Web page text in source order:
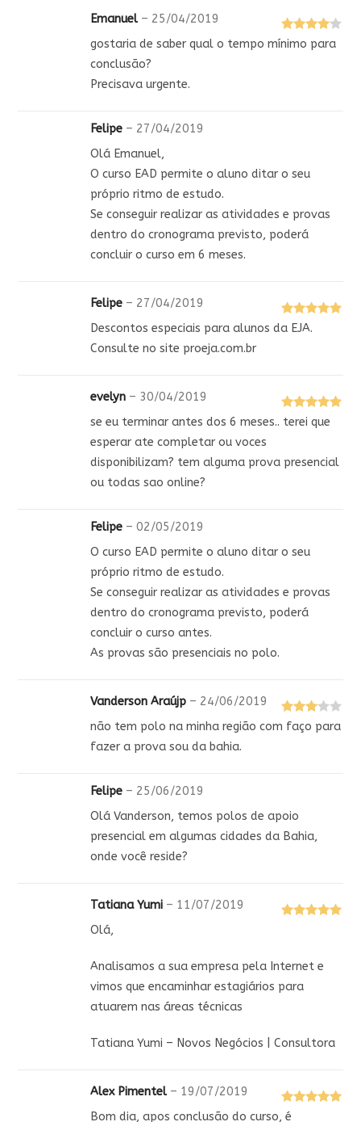
Avaliação
Emanuel – 25/04/2019
gostaria de saber qual o tempo mínimo para
conclusão?
Precisava urgente.
Felipe – 27/04/2019
Olá Emanuel,
O curso EAD permite o aluno ditar o seu
próprio ritmo de estudo.
Se conseguir realizar as atividades e provas
dentro do cronograma previsto, poderá
concluir o curso em 6 meses.
Avaliação
Felipe – 27/04/2019
Descontos especiais para alunos da EJA.
Consulte no site proeja.com.br
Avaliação5
evelyn – 30/04/2019
se eu terminar antes dos 6 meses.. terei que
esperar ate completar ou voces
disponibilizam? tem alguma prova presencial
ou todas sao online?
Felipe – 02/05/2019
O curso EAD permite o aluno ditar o seu
próprio ritmo de estudo.
Se conseguir realizar as atividades e provas
dentro do cronograma previsto, poderá
concluir o curso antes.
As provas são presenciais no polo.
Avaliaç
Vanderson Araújp – 24/06/2019
não tem polo na minha região com faço para
fazer a prova sou da bahia.
Felipe – 25/06/2019
Olá Vanderson, temos polos de apoio
presencial em algumas cidades da Bahia,
onde você reside?
Tatiana Yumi – 11/07/2019
Olá,
Analisamos a sua empresa pela Internet e
vimos que encaminhar estagiários para
atuarem nas áreas técnicas
Tatiana Yumi – Novos Negócios | Consultora
Avaliação
Alex Pimentel – 19/07/2019
Bom dia, apos conclusão do curso, é